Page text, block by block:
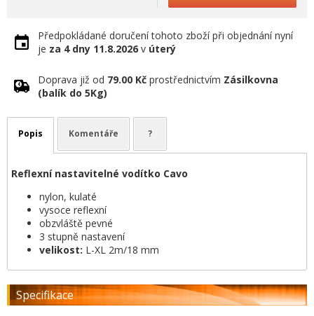
Předpokládané doručení tohoto zboží při objednání nyní
je za 4 dny 11.8.2026 v úterý
Doprava již od 79.00 Kč prostřednictvím Zásilkovna
(balík do 5Kg)
Popis Komentáře ?
Reflexní nastavitelné vodítko Cavo
nylon, kulaté
vysoce reflexní
obzvláště pevné
3 stupně nastavení
velikost: L-XL 2m/18 mm
Specifikace